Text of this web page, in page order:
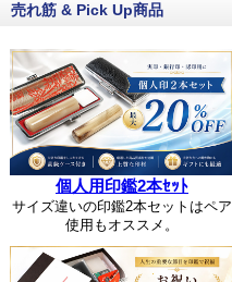
売れ筋 & Pick Up商品
個人用印鑑2本ｾｯﾄ
サイズ違いの印鑑2本セットはペア
使用もオススメ。